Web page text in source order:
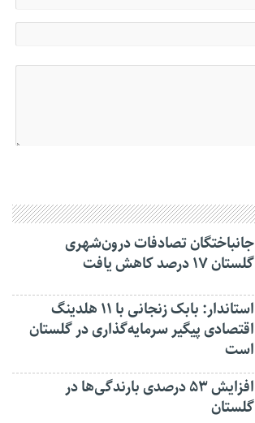
جانباختگان تصادفات درون‌شهری
گلستان ۱۷ درصد کاهش یافت
استاندار: بابک زنجانی با ۱۱ هلدینگ
اقتصادی پیگیر سرمایه‌گذاری در گلستان
است
افزایش ۵۳ درصدی بارندگی‌ها در
گلستان